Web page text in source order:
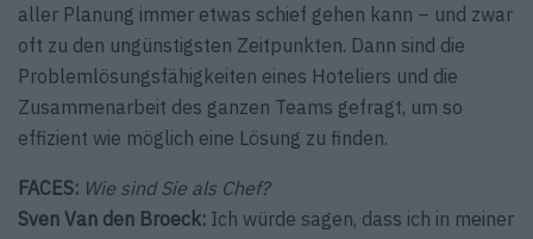
aller Planung immer etwas schief gehen kann – und zwar
oft zu den ungünstigsten Zeitpunkten. Dann sind die
Problemlösungsfähigkeiten eines Hoteliers und die
Zusammenarbeit des ganzen Teams gefragt, um so
effizient wie möglich eine Lösung zu finden.
FACES: Wie sind Sie als Chef?
Sven Van den Broeck: Ich würde sagen, dass ich in meiner